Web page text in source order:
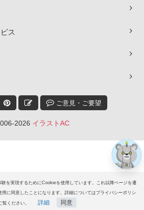
を実現するためにCookieを使用しています。これ以降ページを遷
に同意したことになります。詳細についてはプライバシーポリシ
覧ください。 詳細 同意
ス
ご意見・ご要望
2026 イラストAC